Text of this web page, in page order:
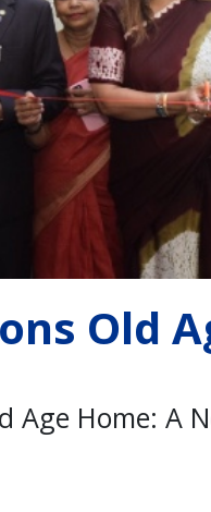
Old
Age Home: A